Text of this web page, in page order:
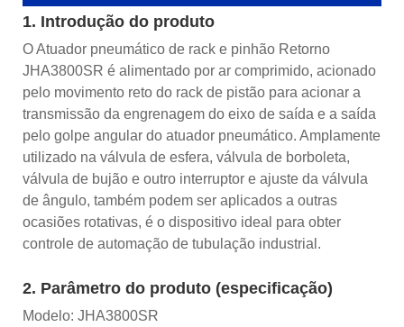
1. Introdução do produto
O Atuador pneumático de rack e pinhão Retorno
JHA3800SR é alimentado por ar comprimido, acionado
pelo movimento reto do rack de pistão para acionar a
transmissão da engrenagem do eixo de saída e a saída
pelo golpe angular do atuador pneumático. Amplamente
utilizado na válvula de esfera, válvula de borboleta,
válvula de bujão e outro interruptor e ajuste da válvula
de ângulo, também podem ser aplicados a outras
ocasiões rotativas, é o dispositivo ideal para obter
controle de automação de tubulação industrial.
2. Parâmetro do produto (especificação)
Modelo: JHA3800SR